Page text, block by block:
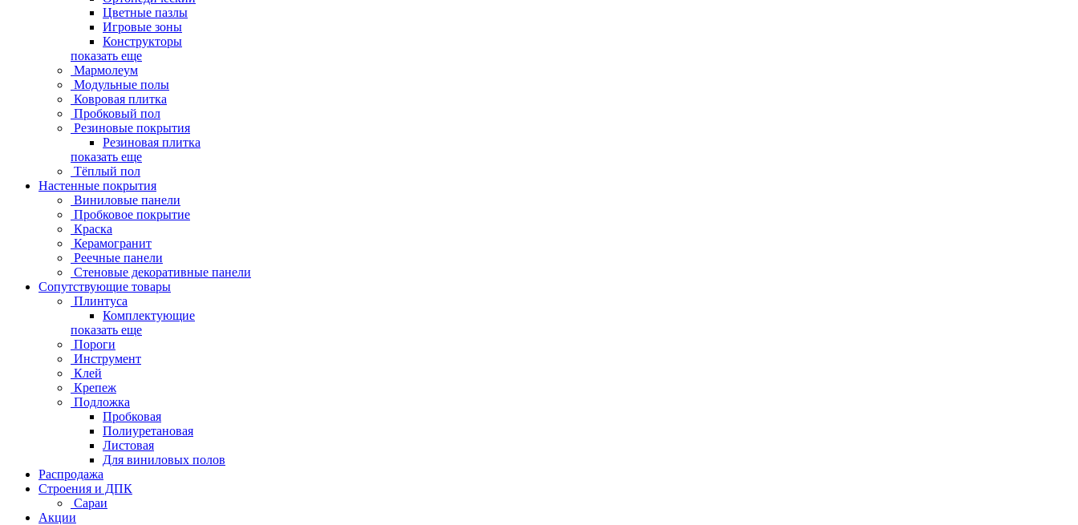
Цветные пазлы
Игровые зоны
Конструкторы
показать еще
Мармолеум
Модульные полы
Ковровая плитка
Пробковый пол
Резиновые покрытия
Резиновая плитка
показать еще
Тёплый пол
Настенные покрытия
Виниловые панели
Пробковое покрытие
Краска
Керамогранит
Реечные панели
Стеновые декоративные панели
Сопутствующие товары
Плинтуса
Комплектующие
показать еще
Пороги
Инструмент
Клей
Крепеж
Подложка
Пробковая
Полиуретановая
Листовая
Для виниловых полов
Распродажа
Строения и ДПК
Сараи
Акции